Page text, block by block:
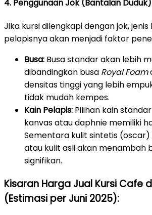
4. Penggunaan Jok (Bantalan Duduk)
Jika kursi dilengkapi dengan jok, jenis
pelapisnya akan menjadi faktor
Busa: Busa standar akan lebih
dibandingkan busa Royal Foam
densitas tinggi yang lebih
tidak mudah kempes.
Kain Pelapis: Pilihan kain
kanvas atau daphnie memiliki
Sementara kulit sintetis
atau kulit asli akan menambah
signifikan.
Kisaran Harga Jual Kursi Cafe
(Estimasi per Juni 2025):